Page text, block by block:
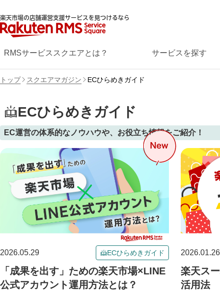
楽天市場の店舗運営支援サービスを見つけるなら
RMSサービススクエアとは？ サービスを探す
トップ スクエアマガジン ECひらめきガイド
ECひらめきガイド
EC運営の体系的なノウハウや、お役立ち情報をご紹介！
2026.05.29 ECひらめきガイド
「成果を出す」ための楽天市場×LINE
公式アカウント運用方法とは？
2026.01.26
楽天ス
活用法